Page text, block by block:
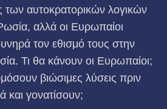
αυτοκρατορικών λογικών
αλλά οι Ευρωπαίοι
τον εθισμό τους στην
Τι θα κάνουν οι Ευρωπαίοι;
βιώσιμες λύσεις πριν
και γονατίσουν;